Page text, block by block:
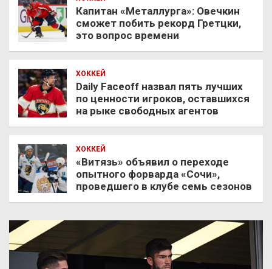
Капитан «Металлурга»: Овечкин
сможет побить рекорд Гретцки,
это вопрос времени
ХОККЕЙ
Daily Faceoff назвал пять лучших
по ценности игроков, оставшихся
на рыке свободных агентов
ХОККЕЙ
«Витязь» объявил о переходе
опытного форварда «Сочи»,
проведшего в клубе семь сезонов